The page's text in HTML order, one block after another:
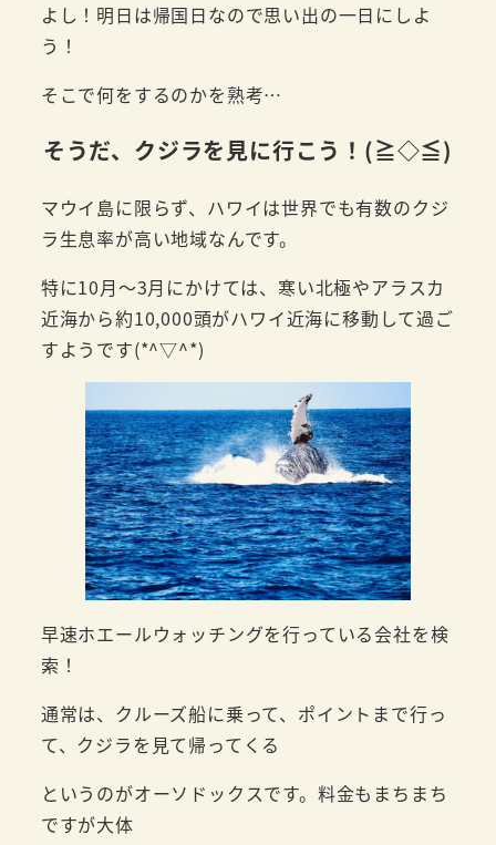
よし！明日は帰国日なので思い出の一日にしよ
う！
そこで何をするのかを熟考…
そうだ、クジラを見に行こう！(≧◇≦)
マウイ島に限らず、ハワイは世界でも有数のクジ
ラ生息率が高い地域なんです。
特に10月～3月にかけては、寒い北極やアラスカ
近海から約10,000頭がハワイ近海に移動して過ご
すようです(*^▽^*)
早速ホエールウォッチングを行っている会社を検
索！
通常は、クルーズ船に乗って、ポイントまで行っ
て、クジラを見て帰ってくる
というのがオーソドックスです。料金もまちまち
ですが大体